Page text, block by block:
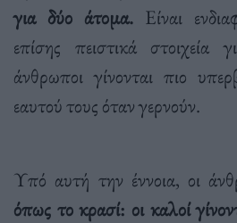
για δύο άτομα. Είναι
επίσης πειστικά στοιχεία
άνθρωποι γίνονται πιο
εαυτού τους όταν γερνούν.
Υπό αυτή την έννοια, οι
όπως το κρασί: οι καλοί